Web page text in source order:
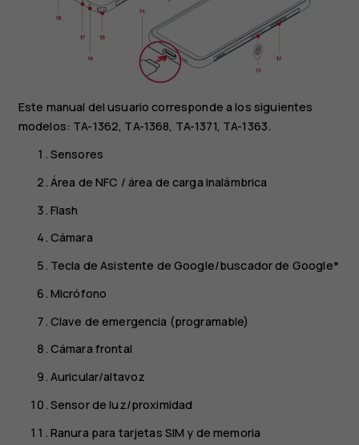
Este manual del usuario corresponde a los siguientes
modelos: TA-1362, TA-1368, TA-1371, TA-1363.
Sensores
Área de NFC / área de carga inalámbrica
Flash
Cámara
Tecla de Asistente de Google/buscador de Google*
Micrófono
Clave de emergencia (programable)
Cámara frontal
Auricular/altavoz
Sensor de luz/proximidad
Ranura para tarjetas SIM y de memoria